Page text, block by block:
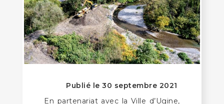
Publié le 30 septembre 2021
En partenariat avec la Ville d’Ugine,